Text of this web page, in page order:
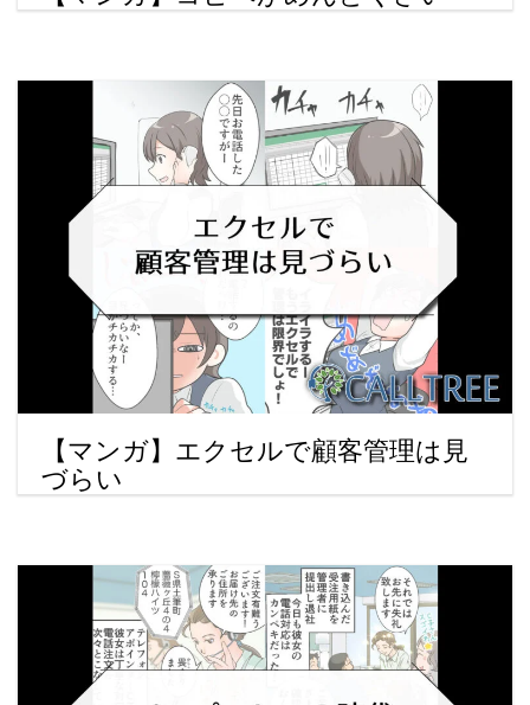
【マンガ】エクセルで顧客管理は見
づらい